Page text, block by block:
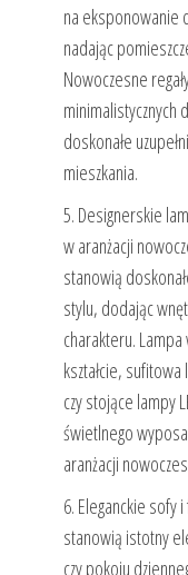
na eksponowanie
nadając
Nowoczesne
doskonałe
mieszkania.
5. Designerskie
w aranżacji
stanowią
stylu, dodając
charakteru.
kształcie,
czy stojące lampy
świetlnego
aranżacji
6. Eleganckie
stanowią istotny
czy pokoju